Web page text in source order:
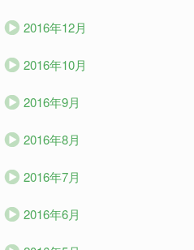
2016年12月
2016年10月
2016年9月
2016年8月
2016年7月
2016年6月